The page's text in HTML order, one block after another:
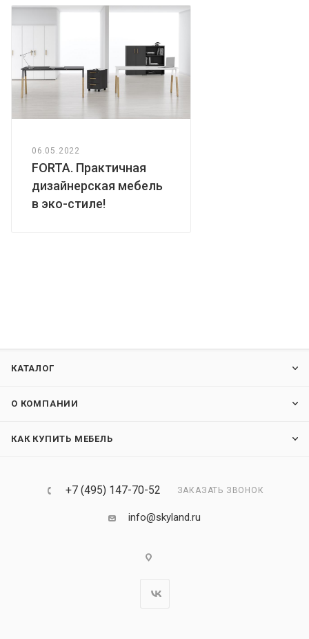
06.05.2022
FORTA. Практичная
дизайнерская мебель
в эко-стиле!
КАТАЛОГ
О КОМПАНИИ
КАК КУПИТЬ МЕБЕЛЬ
+7 (495) 147-70-52 ЗАКАЗАТЬ ЗВОНОК
info@skyland.ru